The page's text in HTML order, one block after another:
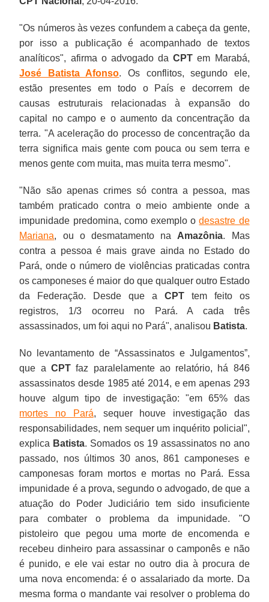
"Os números às vezes confundem a cabeça da gente,
por isso a publicação é acompanhado de textos
analíticos", afirma o advogado daCPT em Marabá,
José Batista Afonso. Os conflitos, segundo ele,
estão presentes em todo o País e decorrem de
causas estruturais relacionadas à expansão do
capital no campo e o aumento da concentração da
terra. "A aceleração do processo de concentração da
terra significa mais gente com pouca ou sem terra e
menos gente com muita, mas muita terra mesmo".
"Não são apenas crimes só contra a pessoa, mas
também praticado contra o meio ambiente onde a
impunidade predomina, como exemplo odesastre de
Mariana, ou o desmatamento na Amazônia. Mas
contra a pessoa é mais grave ainda no Estado do
Pará, onde o número de violências praticadas contra
os camponeses é maior do que qualquer outro Estado
da Federação. Desde que a CPTtem feito os
registros, 1/3 ocorreu no Pará. A cada três
assassinados, um foi aqui no Pará", analisou Batista.
No levantamento de “Assassinatos e Julgamentos”,
que a CPTfaz paralelamente ao relatório, há 846
assassinatos desde 1985 até 2014, e em apenas 293
houve algum tipo de investigação: "em 65% das
mortes no Pará, sequer houve investigação das
responsabilidades, nem sequer um inquérito policial",
explica Batista. Somados os 19 assassinatos no ano
passado, nos últimos 30 anos, 861 camponeses e
camponesas foram mortos e mortas no Pará. Essa
impunidade é a prova, segundo o advogado, de que a
atuação do Poder Judiciário tem sido insuficiente
para combater o problema da impunidade. "O
pistoleiro que pegou uma morte de encomenda e
recebeu dinheiro para assassinar o camponês e não
é punido, e ele vai estar no outro dia à procura de
uma nova encomenda: é o assalariado da morte. Da
mesma forma o mandante vai resolver o problema do